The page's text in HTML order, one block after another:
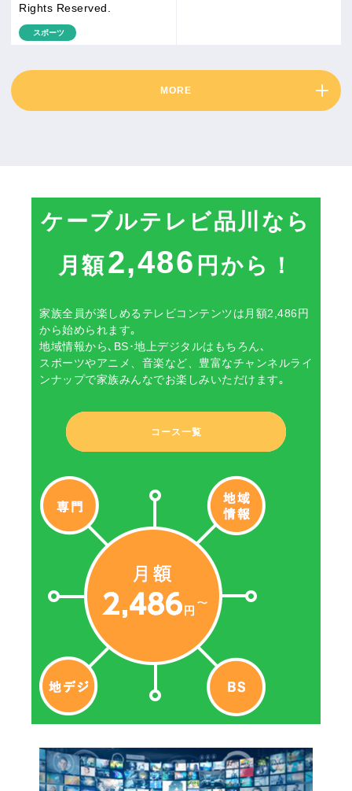
Rights Reserved.
スポーツ
MORE
ケーブルテレビ品川なら
月額2,486 円から！
家族全員が楽しめるテレビコンテンツは月額2,486円
から始められます｡
地域情報から､BS･地上デジタルはもちろん､
スポーツやアニメ、音楽など、豊富なチャンネルライ
ンナップで家族みんなでお楽しみいただけます｡
コース一覧